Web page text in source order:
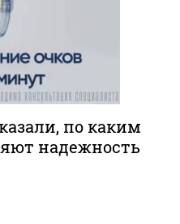
по каким
надежность